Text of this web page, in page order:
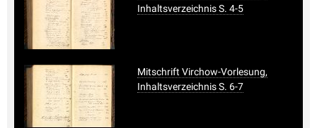
Inhaltsverzeichnis S. 4-5
Mitschrift Virchow-Vorlesung,
Inhaltsverzeichnis S. 6-7